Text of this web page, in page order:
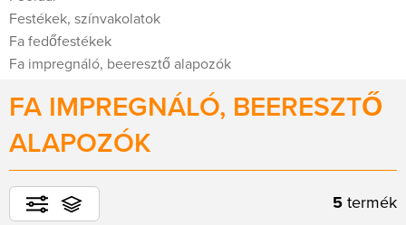
Festékek, színvakolatok
Fa fedőfestékek
Fa impregnáló, beeresztő alapozók
FA IMPREGNÁLÓ, BEERESZTŐ
ALAPOZÓK
5 termék